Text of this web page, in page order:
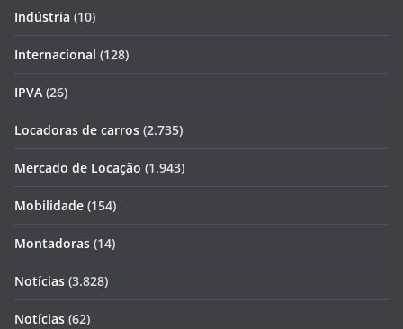
Indústria (10)
Internacional (128)
IPVA (26)
Locadoras de carros (2.735)
Mercado de Locação (1.943)
Mobilidade (154)
Montadoras (14)
Notícias (3.828)
Notícias (62)